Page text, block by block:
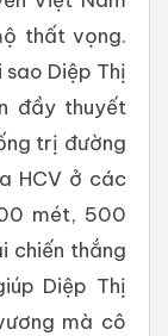
thất vọng.
Diệp Thị
đầy thuyết
trị đường
HCV ở các
mét, 500
chiến thắng
Diệp Thị
mà cô